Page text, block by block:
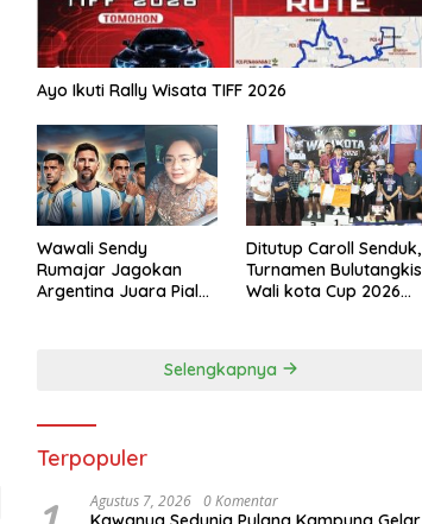
Ayo Ikuti Rally Wisata TIFF 2026
Wawali Sendy
Rumajar Jagokan
Argentina Juara Piala
Ditutup Caroll Senduk,
Turnamen Bulutangkis
Wali kota Cup 2026
Selengkapnya
Terpopuler
Agustus 7, 2026 0 Komentar